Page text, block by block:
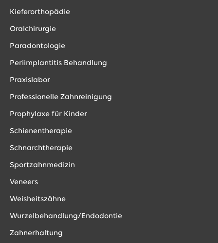
Kieferorthopädie
Oralchirurgie
Paradontologie
Periimplantitis Behandlung
Praxislabor
Professionelle Zahnreinigung
Prophylaxe für Kinder
Schienentherapie
Schnarchtherapie
Sportzahnmedizin
Veneers
Weisheitszähne
Wurzelbehandlung/Endodontie
Zahnerhaltung